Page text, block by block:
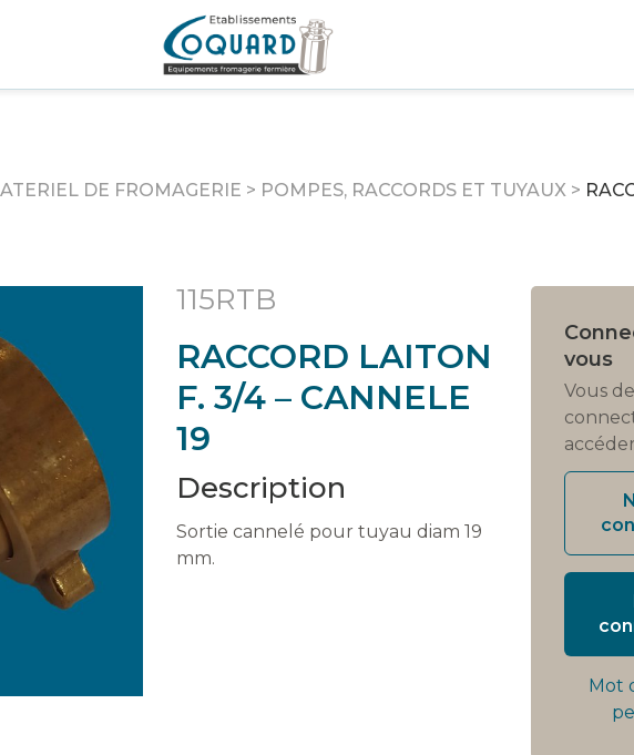
DE FROMAGERIE > POMPES, RACCORDS ET TUYAUX >
115RTB
RACCORD LAITON
F. 3/4 – CANNELE
19
Description
Sortie cannelé pour tuyau diam 19
mm.
vous
Vous
Mot